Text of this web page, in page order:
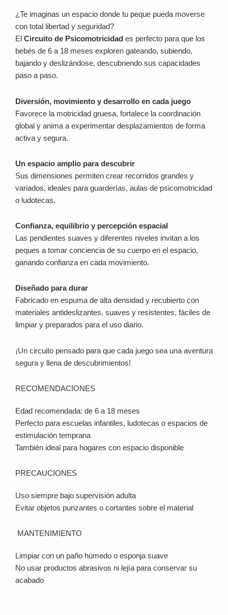
¿Te imaginas un espacio donde tu peque pueda moverse
con total libertad y seguridad?
El Circuito de Psicomotricidad es perfecto para que los
bebés de 6 a 18 meses exploren gateando, subiendo,
bajando y deslizándose, descubriendo sus capacidades
paso a paso.
Diversión, movimiento y desarrollo en cada juego
Favorece la motricidad gruesa, fortalece la coordinación
global y anima a experimentar desplazamientos de forma
activa y segura.
Un espacio amplio para descubrir
Sus dimensiones permiten crear recorridos grandes y
variados, ideales para guarderías, aulas de psicomotricidad
o ludotecas.
Confianza, equilibrio y percepción espacial
Las pendientes suaves y diferentes niveles invitan a los
peques a tomar conciencia de su cuerpo en el espacio,
ganando confianza en cada movimiento.
Diseñado para durar
Fabricado en espuma de alta densidad y recubierto con
materiales antideslizantes, suaves y resistentes, fáciles de
limpiar y preparados para el uso diario.
¡Un circuito pensado para que cada juego sea una aventura
segura y llena de descubrimientos!
RECOMENDACIONES
Edad recomendada: de 6 a 18 meses
Perfecto para escuelas infantiles, ludotecas o espacios de
estimulación temprana
También ideal para hogares con espacio disponible
PRECAUCIONES
Uso siempre bajo supervisión adulta
Evitar objetos punzantes o cortantes sobre el material
MANTENIMIENTO
Limpiar con un paño húmedo o esponja suave
No usar productos abrasivos ni lejía para conservar su
acabado